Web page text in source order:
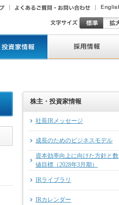
株主・投資家情報
社長IRメッセージ
成長のためのビジネスモデル
資本効率向上に向けた方針と数
値目標（2028年3月期）
IRライブラリ
IRカレンダー